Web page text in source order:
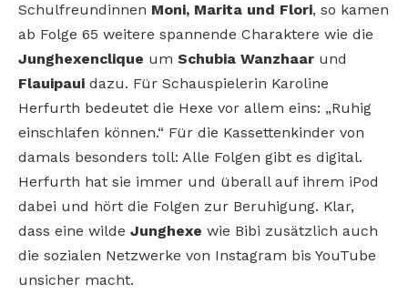
Schulfreundinnen Moni, Marita und Flori, so kamen
ab Folge 65 weitere spannende Charaktere wie die
Junghexenclique um Schubia Wanzhaar und
Flauipaui dazu. Für Schauspielerin Karoline
Herfurth bedeutet die Hexe vor allem eins: „Ruhig
einschlafen können.“ Für die Kassettenkinder von
damals besonders toll: Alle Folgen gibt es digital.
Herfurth hat sie immer und überall auf ihrem iPod
dabei und hört die Folgen zur Beruhigung. Klar,
dass eine wilde Junghexe wie Bibi zusätzlich auch
die sozialen Netzwerke von Instagram bis YouTube
unsicher macht.